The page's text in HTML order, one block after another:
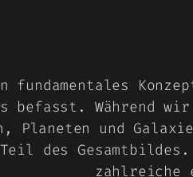
fundamentales
befasst. Während
Planeten und
des
zahlreiche